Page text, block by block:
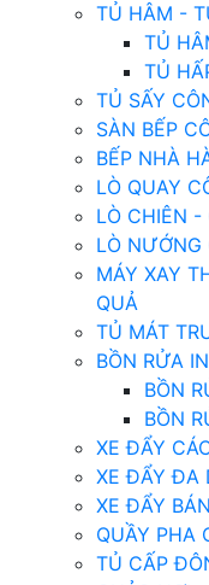
TỦ HÂM -
TỦ
TỦ
TỦ SẤY
SÀN BẾP
BẾP NHÀ
LÒ QUAY
LÒ CHIÊN -
LÒ NƯỚNG
MÁY XAY
QUẢ
TỦ MÁT
BỒN RỬA
BỒN
BỒN
XE ĐẨY
XE ĐẨY ĐA
XE ĐẨY
QUẦY PHA
TỦ CẤP